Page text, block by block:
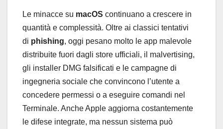
Le minacce su macOS continuano a crescere in
quantità e complessità. Oltre ai classici tentativi
di phishing, oggi pesano molto le app malevole
distribuite fuori dagli store ufficiali, il malvertising,
gli installer DMG falsificati e le campagne di
ingegneria sociale che convincono l’utente a
concedere permessi o a eseguire comandi nel
Terminale. Anche Apple aggiorna costantemente
le difese integrate, ma nessun sistema può